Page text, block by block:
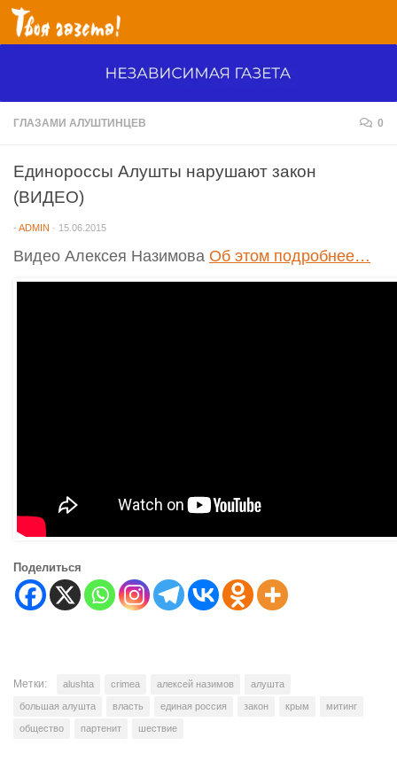
Перейти к содержимому
ГЛАЗАМИ АЛУШТИНЦЕВ 0
Единороссы Алушты нарушают закон
(ВИДЕО)
- ADMIN · 15.06.2015
Видео Алексея Назимова Об этом подробнее…
Поделиться
Метки: alushta crimea алексей назимов алушта
большая алушта власть единая россия закон крым митинг
общество партенит шествие